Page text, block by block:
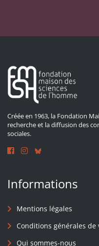
Créée en 1963, la Fondation
recherche et la diffusion des
sociales.
Informations
Mentions légales
Conditions générales de
Qui sommes-nous